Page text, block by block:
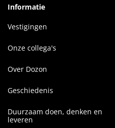
Informatie
Vestigingen
Onze collega's
Over Dozon
Geschiedenis
Duurzaam doen, denken en
leveren